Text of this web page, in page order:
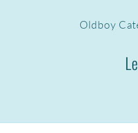
Oldboy